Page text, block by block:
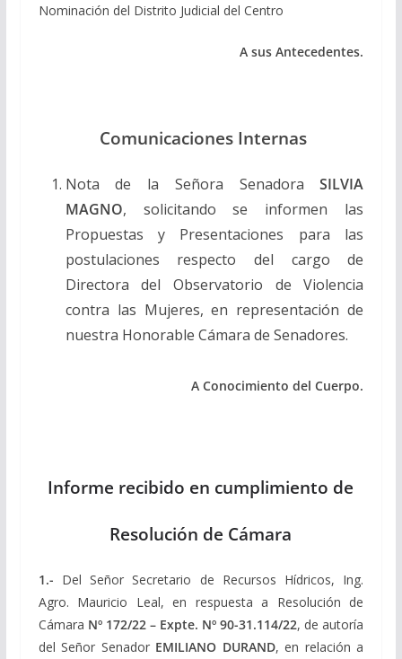
Nominación del Distrito Judicial del Centro
Asus Antecedentes.
Comunicaciones Internas
Nota de la Señora SenadoraSILVIA
MAGNO, solicitando se informen las
Propuestas y Presentaciones para las
postulaciones respecto del cargo de
Directora del Observatorio de Violencia
contra las Mujeres, en representación de
nuestra Honorable Cámara de Senadores.
A Conocimiento del Cuerpo.
Informe recibido en cumplimiento de
Resolución de Cámara
1.- Del Señor Secretario de Recursos Hídricos, Ing.
Agro. Mauricio Leal, en respuesta a Resolución de
Cámara Nº 172/22 – Expte. Nº 90-31.114/22, de autoría
del Señor Senador EMILIANO DURAND, en relación a